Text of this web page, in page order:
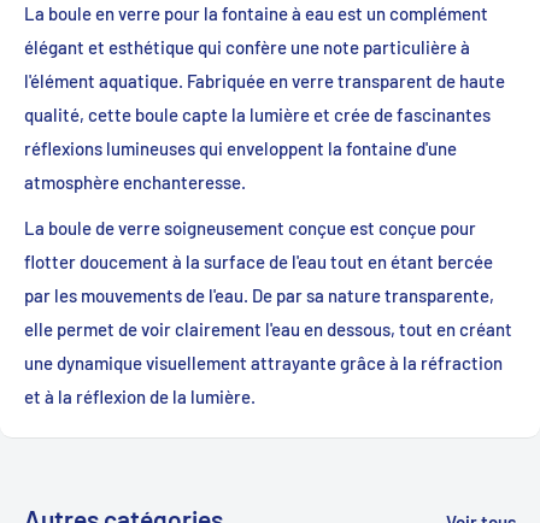
La boule en verre pour la fontaine à eau est un complément
élégant et esthétique qui confère une note particulière à
l'élément aquatique. Fabriquée en verre transparent de haute
qualité, cette boule capte la lumière et crée de fascinantes
réflexions lumineuses qui enveloppent la fontaine d'une
atmosphère enchanteresse.
La boule de verre soigneusement conçue est conçue pour
flotter doucement à la surface de l'eau tout en étant bercée
par les mouvements de l'eau. De par sa nature transparente,
elle permet de voir clairement l'eau en dessous, tout en créant
une dynamique visuellement attrayante grâce à la réfraction
et à la réflexion de la lumière.